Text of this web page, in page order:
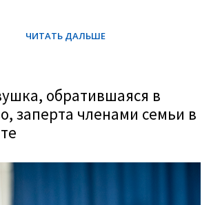
обратившаяся в
заперта членами семьи в